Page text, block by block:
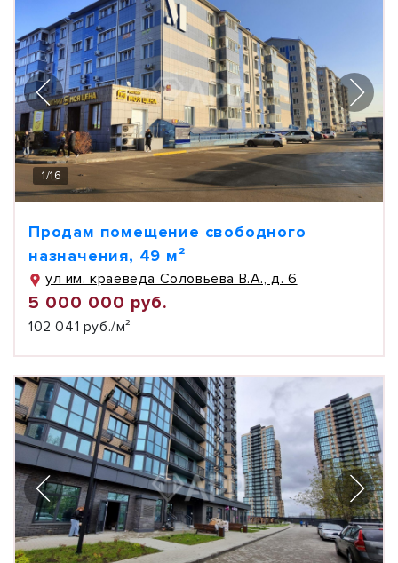
1/16
Продам помещение свободного
назначения, 49 м²
ул им. краеведа Соловьёва В.А., д. 6
5 000 000 руб.
102 041 руб./м²